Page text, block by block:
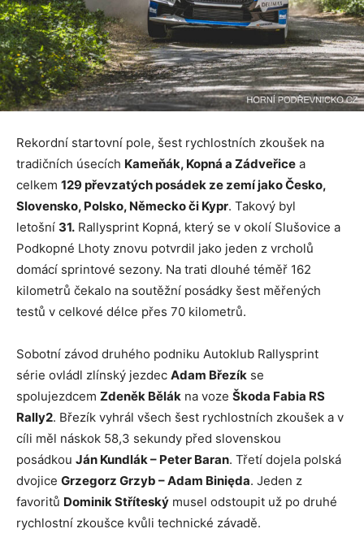
Rekordní startovní pole, šest rychlostních zkoušek na
tradičních úsecích Kameňák, Kopná a Zádveřice a
celkem 129 převzatých posádek ze zemí jako Česko,
Slovensko, Polsko, Německo či Kypr. Takový byl
letošní 31. Rallysprint Kopná, který se v okolí Slušovice a
Podkopné Lhoty znovu potvrdil jako jeden z vrcholů
domácí sprintové sezony. Na trati dlouhé téměř 162
kilometrů čekalo na soutěžní posádky šest měřených
testů v celkové délce přes 70 kilometrů.
Sobotní závod druhého podniku Autoklub Rallysprint
série ovládl zlínský jezdec Adam Březík se
spolujezdcem Zdeněk Bělák na voze Škoda Fabia RS
Rally2. Březík vyhrál všech šest rychlostních zkoušek a v
cíli měl náskok 58,3 sekundy před slovenskou
posádkou Ján Kundlák – Peter Baran. Třetí dojela polská
dvojice Grzegorz Grzyb – Adam Binięda. Jeden z
favoritů Dominik Stříteský musel odstoupit už po druhé
rychlostní zkoušce kvůli technické závadě.